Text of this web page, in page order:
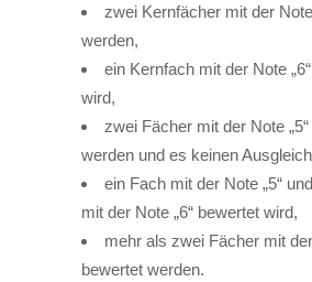
zwei Kernfächer mit der
werden,
ein Kernfach mit der Note
wird,
zwei Fächer mit der Note
werden und es keinen
ein Fach mit der Note „5“
mit der Note „6“ bewertet wird,
mehr als zwei Fächer mit der
bewertet werden.